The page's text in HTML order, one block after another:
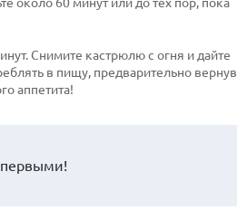
Снимите кастрюлю с огня и дайте
в пищу, предварительно вернув
аппетита!